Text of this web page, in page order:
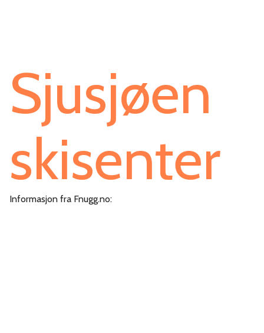
Sjusjøen
skisenter
Informasjon fra Fnugg.no: